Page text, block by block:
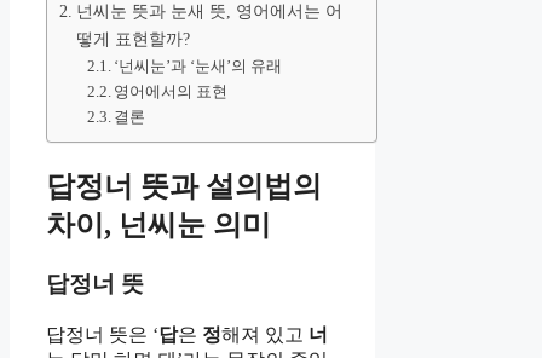
넌씨눈 뜻과 눈새 뜻, 영어에서는 어
떻게 표현할까?
‘넌씨눈’과 ‘눈새’의 유래
영어에서의 표현
결론
답정너 뜻과 설의법의
차이, 넌씨눈 의미
답정너 뜻
답정너 뜻은 ‘답은 정해져 있고 너